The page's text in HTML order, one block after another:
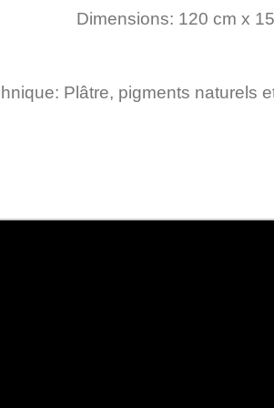
Dimensions: 120 cm x
Plâtre, pigments naturels